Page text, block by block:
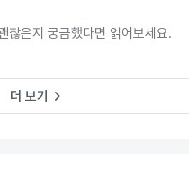
찮은지 궁금했다면 읽어보세요.
더 보기 keyboard_arrow_right